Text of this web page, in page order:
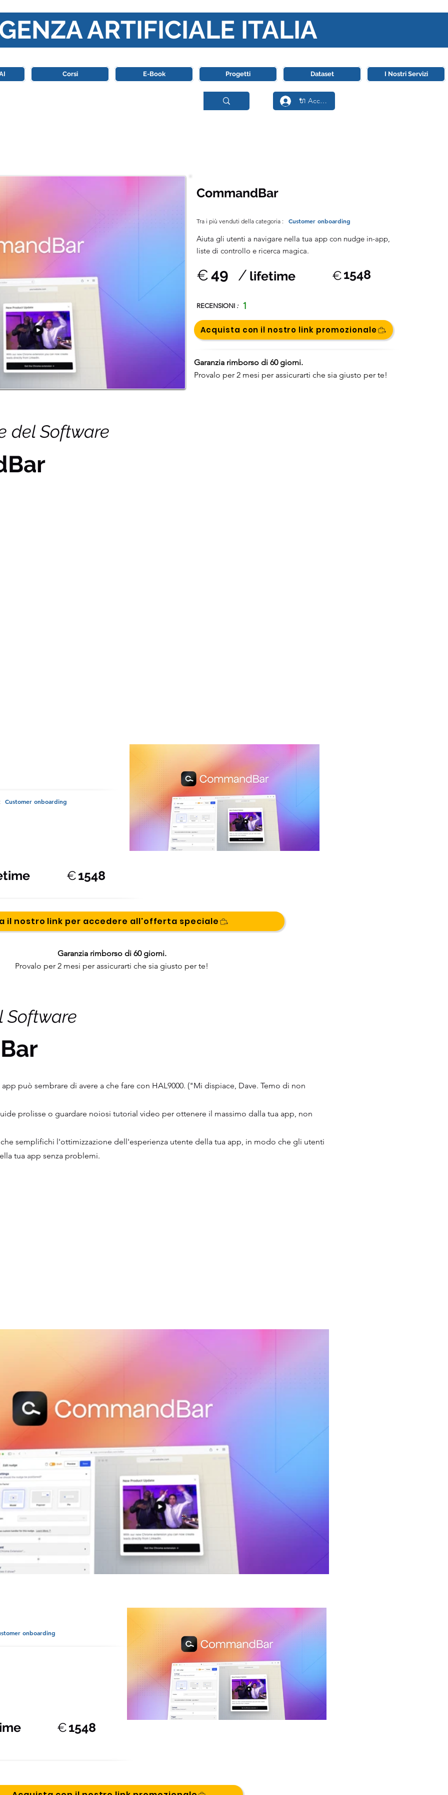
ARTIFICIALE ITALIA
Corsi E-Book Progetti Dataset I Nostri Servizi
🔌 Accedi
CommandBar
Tra i più venduti della categoria : Customer onboarding
Aiuta gli utenti a navigare nella tua app con nudge in-app,
liste di controllo e ricerca magica.
€49 / lifetime
RECENSIONI : 1
1548
€
Acquista con il nostro link promozionale
Garanzia rimborso di 60 giorni.
Provalo per 2 mesi per assicurarti che sia giusto per te!
del Software
Customer onboarding
1548
€
il nostro link per accedere all'offerta speciale
Garanzia rimborso di 60 giorni.
Provalo per 2 mesi per assicurarti che sia giusto per te!
Software
può sembrare di avere a che fare con HAL9000. ("Mi dispiace, Dave. Temo di non
prolisse o guardare noiosi tutorial video per ottenere il massimo dalla tua app, non
semplifichi l'ottimizzazione dell'esperienza utente della tua app, in modo che gli utenti
tua app senza problemi.
onboarding
1548
€